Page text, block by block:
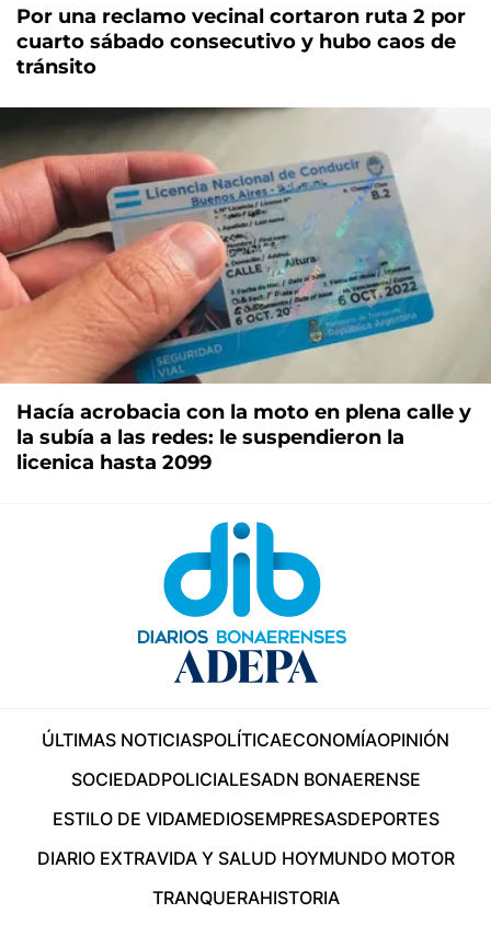
Por una reclamo vecinal cortaron ruta 2 por
cuarto sábado consecutivo y hubo caos de
tránsito
Hacía acrobacia con la moto en plena calle y
la subía a las redes: le suspendieron la
licenica hasta 2099
ÚLTIMAS NOTICIASPOLÍTICAECONOMÍAOPINIÓN
SOCIEDADPOLICIALESADN BONAERENSE
ESTILO DE VIDAMEDIOSEMPRESASDEPORTES
DIARIO EXTRAVIDA Y SALUD HOYMUNDO MOTOR
TRANQUERAHISTORIA